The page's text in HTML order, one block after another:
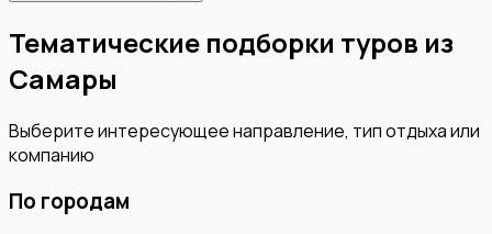
Тематические подборки туров из
Самары
Выберите интересующее направление, тип отдыха или
компанию
По городам